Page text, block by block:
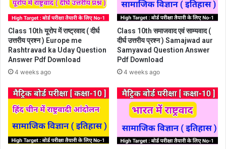
Class 10th यूरोप में राष्ट्रवाद ( दीर्घ
उत्तरीय प्रश्न ) Europe me
Rashtravad ka Uday Question
Answer Pdf Download
4 weeks ago
Class 10th समाजवाद एवं साम्यवाद (
दीर्घ उत्तरीय प्रश्न ) Samajwad aur
Samyavad Question Answer
Pdf Download
4 weeks ago